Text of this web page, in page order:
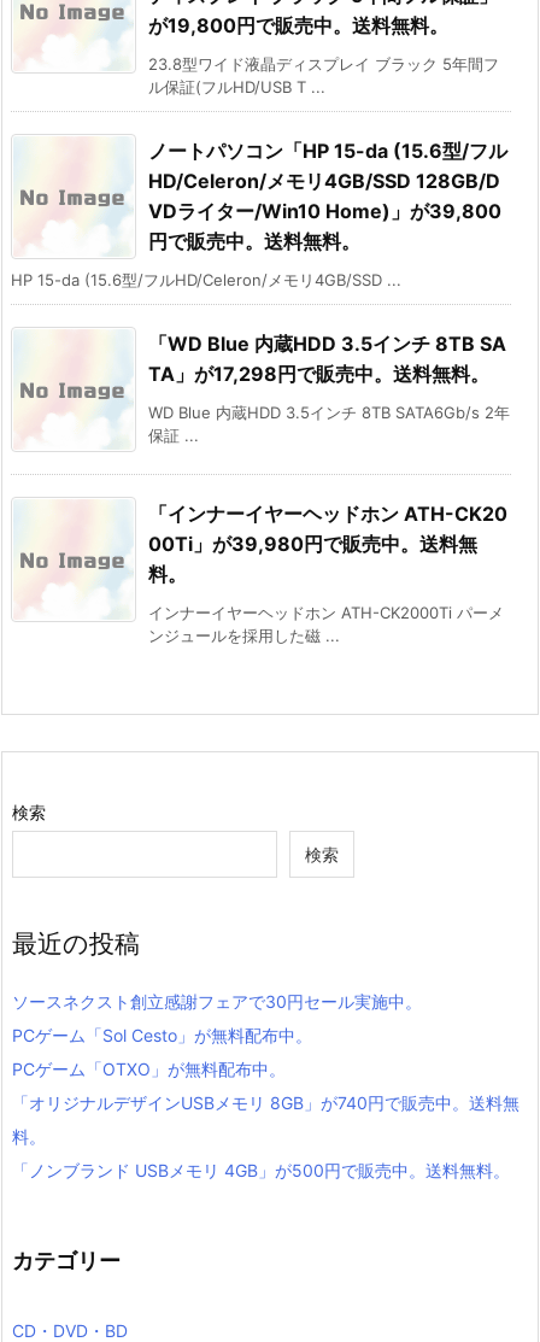
が19,800円で販売中。送料無料。
23.8型ワイド液晶ディスプレイ ブラック 5年間フ
ル保証(フルHD/USB T ...
ノートパソコン「HP 15-da (15.6型/フル
HD/Celeron/メモリ4GB/SSD 128GB/D
VDライター/Win10 Home)」が39,800
円で販売中。送料無料。
HP 15-da (15.6型/フルHD/Celeron/メモリ4GB/SSD ...
「WD Blue 内蔵HDD 3.5インチ 8TB SA
TA」が17,298円で販売中。送料無料。
WD Blue 内蔵HDD 3.5インチ 8TB SATA6Gb/s 2年
保証 ...
「インナーイヤーヘッドホン ATH-CK20
00Ti」が39,980円で販売中。送料無
料。
インナーイヤーヘッドホン ATH-CK2000Ti パーメ
ンジュールを採用した磁 ...
検索
検索
最近の投稿
ソースネクスト創立感謝フェアで30円セール実施中。
PCゲーム「Sol Cesto」が無料配布中。
PCゲーム「OTXO」が無料配布中。
「オリジナルデザインUSBメモリ 8GB」が740円で販売中。送料無
料。
「ノンブランド USBメモリ 4GB」が500円で販売中。送料無料。
カテゴリー
CD・DVD・BD